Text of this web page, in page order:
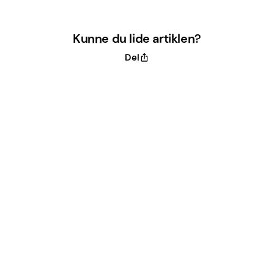
Kunne du lide artiklen?
Del